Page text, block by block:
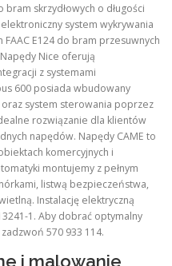
skrzydłowych o długości
system wykrywania
FAAC E124 do bram przesuwnych
Nice oferują
z systemami
600 posiada wbudowany
system sterowania poprzez
rozwiązanie dla klientów
napędów. Napędy CAME to
komercyjnych i
montujemy z pełnym
listwą bezpieczeństwa,
Instalację elektryczną
1. Aby dobrać optymalny
570 933 114.
i malowanie